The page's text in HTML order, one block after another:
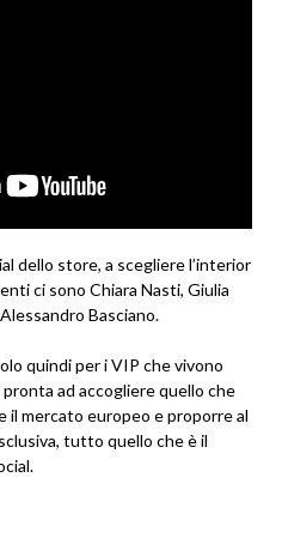
dello store, a scegliere l’interior
ci sono Chiara Nasti, Giulia
Basciano.
quindi per i VIP che vivono
ad accogliere quello che
il mercato europeo e proporre al
tutto quello che è il